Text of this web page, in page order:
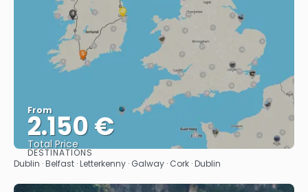
From
2.150 €
Total Price
See
DESTINATIONS
Dublin · Belfast · Letterkenny · Galway · Cork · Dublin